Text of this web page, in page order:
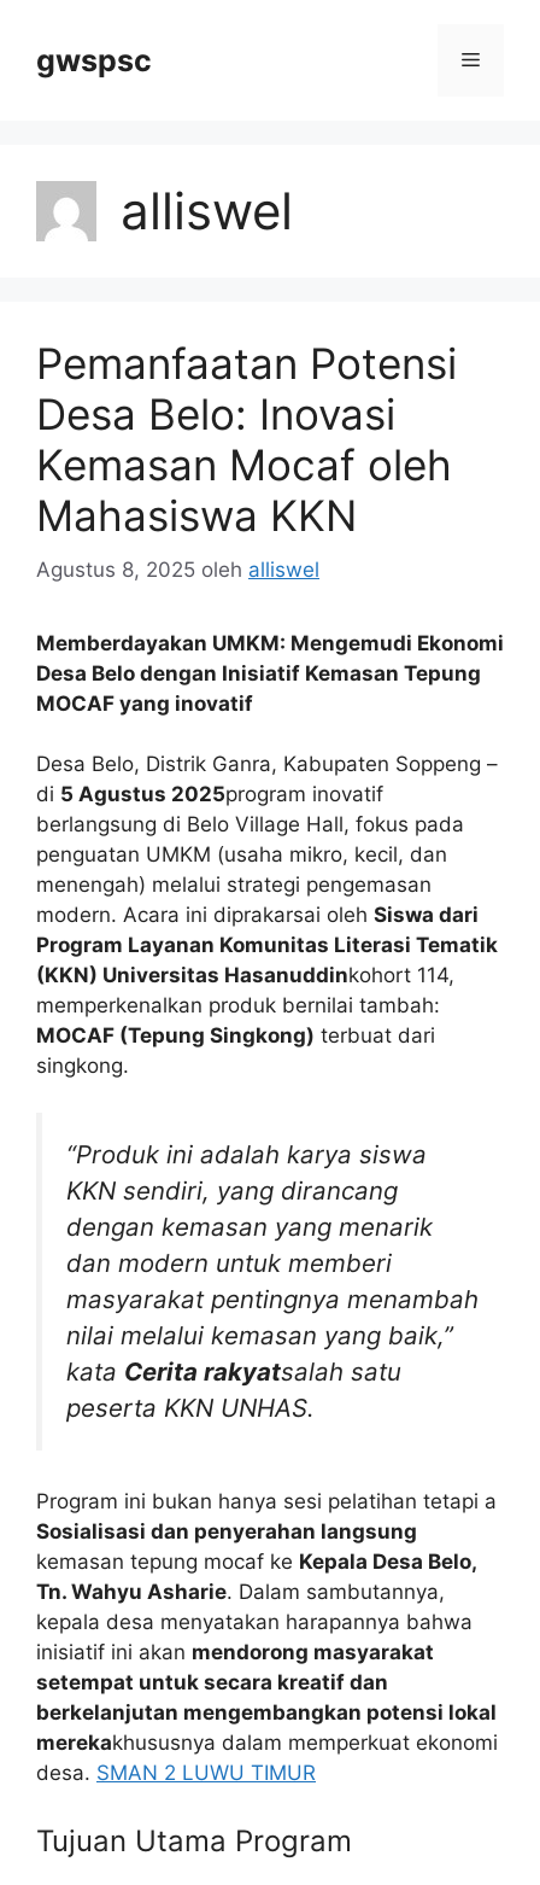
gwspsc Menu
alliswel
Pemanfaatan Potensi
Desa Belo: Inovasi
Kemasan Mocaf oleh
Mahasiswa KKN
Agustus 8, 2025 oleh alliswel
Memberdayakan UMKM: Mengemudi Ekonomi
Desa Belo dengan Inisiatif Kemasan Tepung
MOCAF yang inovatif
Desa Belo, Distrik Ganra, Kabupaten Soppeng –
di 5 Agustus 2025program inovatif
berlangsung di Belo Village Hall, fokus pada
penguatan UMKM (usaha mikro, kecil, dan
menengah) melalui strategi pengemasan
modern. Acara ini diprakarsai oleh Siswa dari
Program Layanan Komunitas Literasi Tematik
(KKN) Universitas Hasanuddinkohort 114,
memperkenalkan produk bernilai tambah:
MOCAF (Tepung Singkong) terbuat dari
singkong.
“Produk ini adalah karya siswa
KKN sendiri, yang dirancang
dengan kemasan yang menarik
dan modern untuk memberi
masyarakat pentingnya menambah
nilai melalui kemasan yang baik,”
kata Cerita rakyatsalah satu
peserta KKN UNHAS.
Program ini bukan hanya sesi pelatihan tetapi a
Sosialisasi dan penyerahan langsung
kemasan tepung mocaf ke Kepala Desa Belo,
Tn. Wahyu Asharie. Dalam sambutannya,
kepala desa menyatakan harapannya bahwa
inisiatif ini akan mendorong masyarakat
setempat untuk secara kreatif dan
berkelanjutan mengembangkan potensi lokal
merekakhususnya dalam memperkuat ekonomi
desa. SMAN 2 LUWU TIMUR
Tujuan Utama Program